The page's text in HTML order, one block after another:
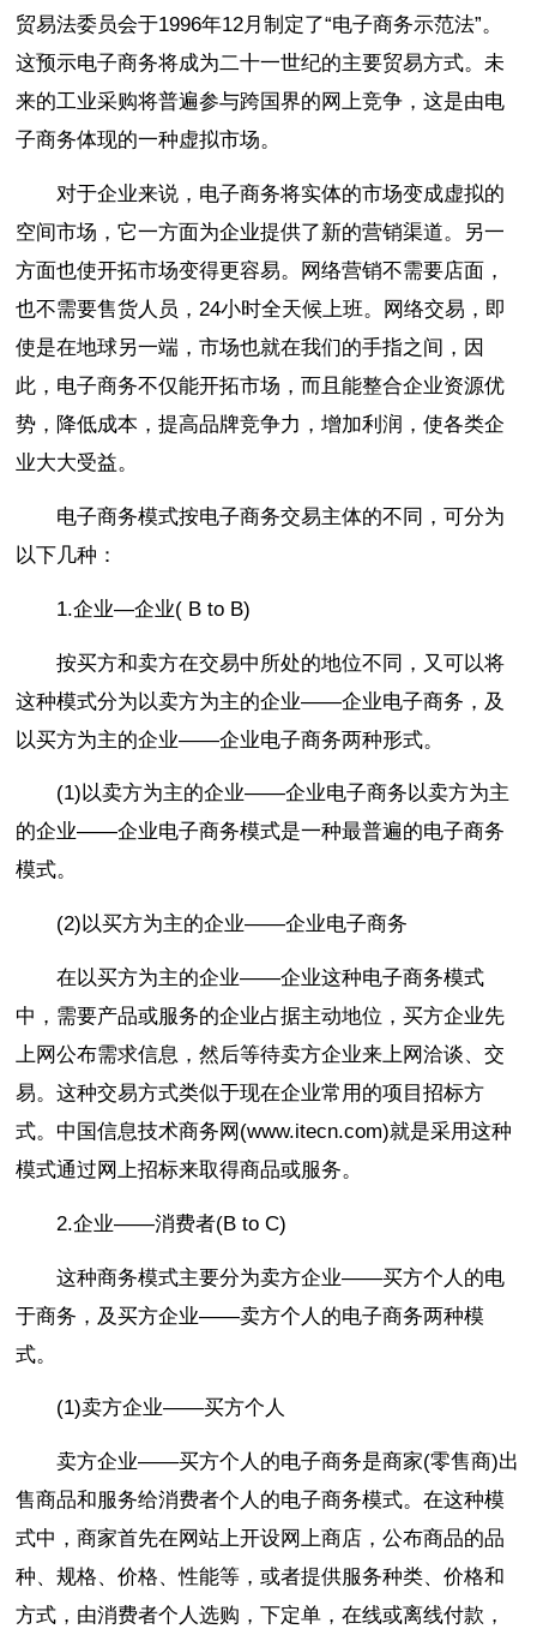
贸易法委员会于1996年12月制定了“电子商务示范法”。
这预示电子商务将成为二十一世纪的主要贸易方式。未
来的工业采购将普遍参与跨国界的网上竞争，这是由电
子商务体现的一种虚拟市场。
对于企业来说，电子商务将实体的市场变成虚拟的
空间市场，它一方面为企业提供了新的营销渠道。另一
方面也使开拓市场变得更容易。网络营销不需要店面，
也不需要售货人员，24小时全天候上班。网络交易，即
使是在地球另一端，市场也就在我们的手指之间，因
此，电子商务不仅能开拓市场，而且能整合企业资源优
势，降低成本，提高品牌竞争力，增加利润，使各类企
业大大受益。
电子商务模式按电子商务交易主体的不同，可分为
以下几种：
1.企业—企业( B to B)
按买方和卖方在交易中所处的地位不同，又可以将
这种模式分为以卖方为主的企业——企业电子商务，及
以买方为主的企业——企业电子商务两种形式。
(1)以卖方为主的企业——企业电子商务以卖方为主
的企业——企业电子商务模式是一种最普遍的电子商务
模式。
(2)以买方为主的企业——企业电子商务
在以买方为主的企业——企业这种电子商务模式
中，需要产品或服务的企业占据主动地位，买方企业先
上网公布需求信息，然后等待卖方企业来上网洽谈、交
易。这种交易方式类似于现在企业常用的项目招标方
式。中国信息技术商务网(www.itecn.com)就是采用这种
模式通过网上招标来取得商品或服务。
2.企业——消费者(B to C)
这种商务模式主要分为卖方企业——买方个人的电
于商务，及买方企业——卖方个人的电子商务两种模
式。
(1)卖方企业——买方个人
卖方企业——买方个人的电子商务是商家(零售商)出
售商品和服务给消费者个人的电子商务模式。在这种模
式中，商家首先在网站上开设网上商店，公布商品的品
种、规格、价格、性能等，或者提供服务种类、价格和
方式，由消费者个人选购，下定单，在线或离线付款，